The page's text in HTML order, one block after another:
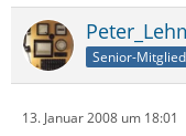
Senior-Mitglied
13. Januar 2008 um 18:01